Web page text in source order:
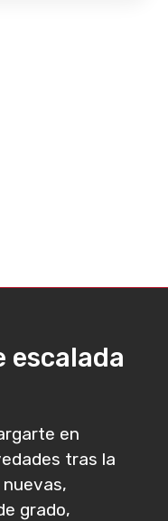
escalada
en
tras la
nuevas,
grado,